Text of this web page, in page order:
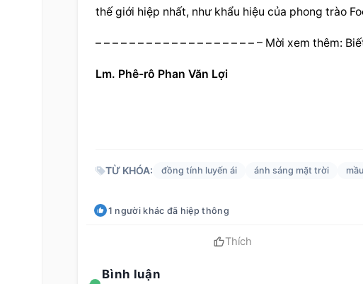
thế giới hiệp nhất, như khẩu hiệu của phong trào
– – – – – – – – – – – – – – – – – – – – Mời xem thêm:
Lm. Phê-rô Phan Văn Lợi
TỪ KHÓA: đồng tính luyến ái ánh sáng mặt trời
1 người khác đã hiệp thông
Thích
Bình luận